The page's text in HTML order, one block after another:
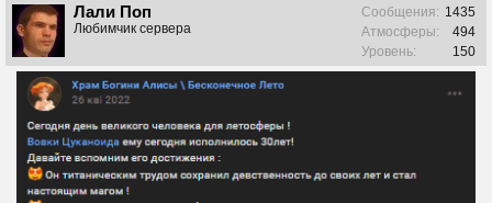
Лали Поп
Любимчик сервера
Сообщения: 1435
Атмосферы:
494
Уровень:
150